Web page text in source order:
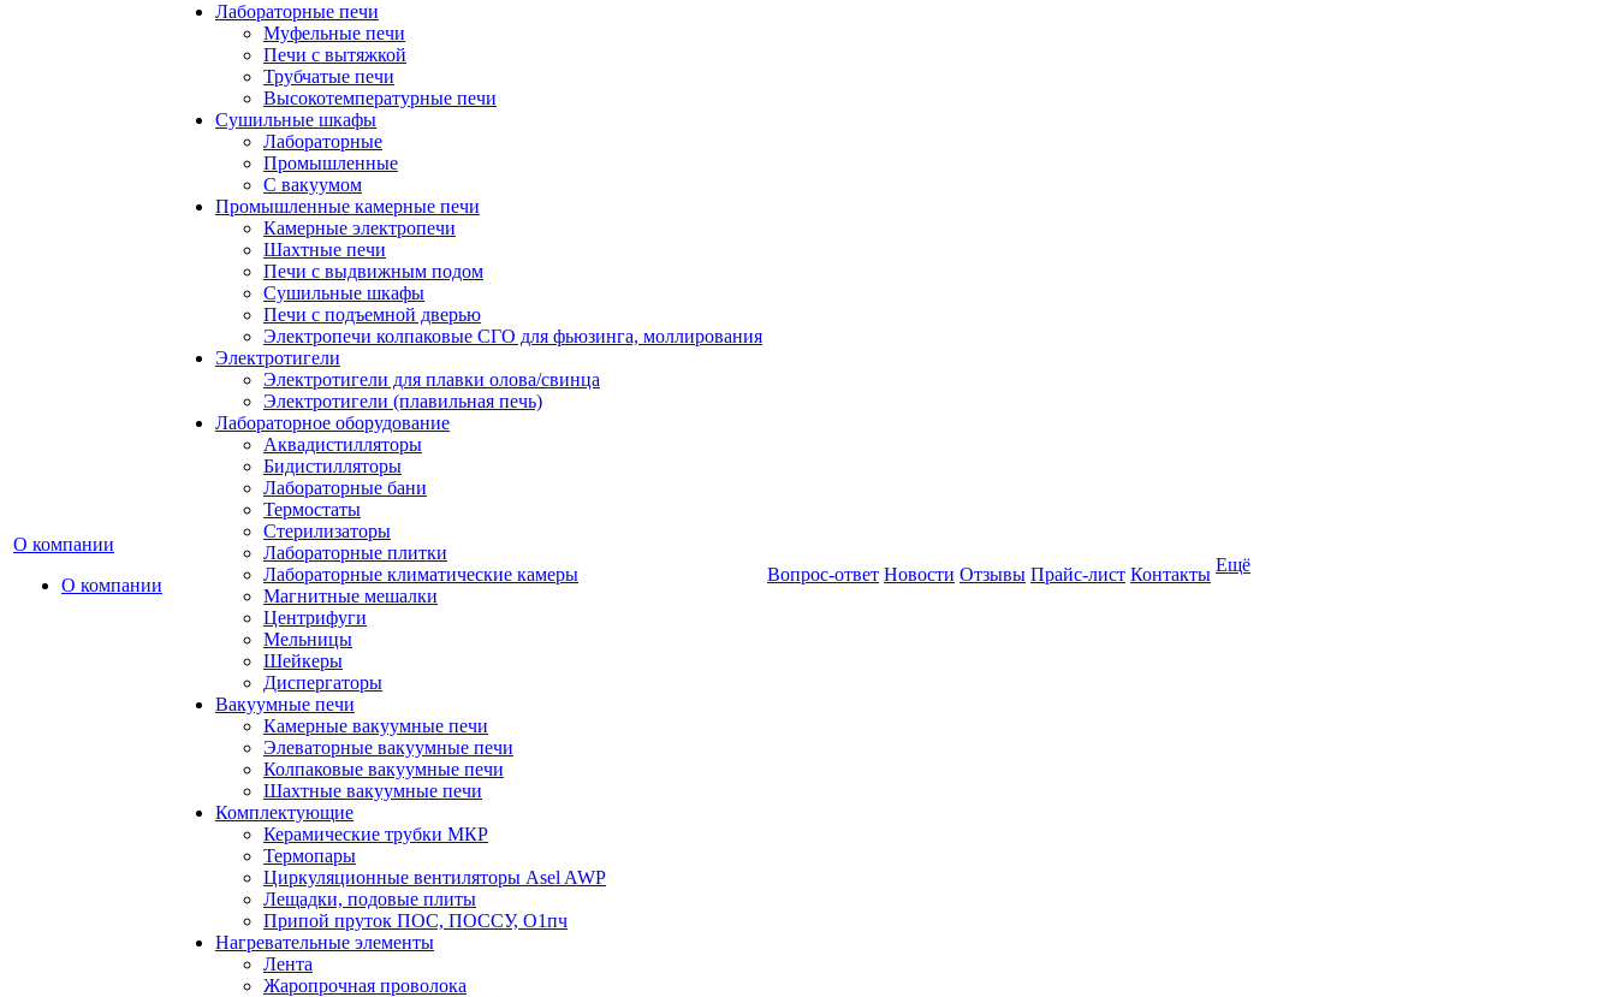
О компании
О компании
Лабораторные печи
Муфельные печи
Печи с вытяжкой
Трубчатые печи
Высокотемпературные печи
Сушильные шкафы
Лабораторные
Промышленные
С вакуумом
Промышленные камерные печи
Камерные электропечи
Шахтные печи
Печи с выдвижным подом
Сушильные шкафы
Печи с подъемной дверью
Электропечи колпаковые СГО для фьюзинга, моллирования
Электротигели
Электротигели для плавки олова/свинца
Электротигели (плавильная печь)
Лабораторное оборудование
Аквадистилляторы
Бидистилляторы
Лабораторные бани
Термостаты
Стерилизаторы
Лабораторные плитки
Лабораторные климатические камеры
Магнитные мешалки
Центрифуги
Мельницы
Шейкеры
Диспергаторы
Вакуумные печи
Камерные вакуумные печи
Элеваторные вакуумные печи
Колпаковые вакуумные печи
Шахтные вакуумные печи
Комплектующие
Керамические трубки МКР
Термопары
Циркуляционные вентиляторы Asel AWP
Лещадки, подовые плиты
Припой пруток ПОС, ПОССУ, О1пч
Нагревательные элементы
Лента
Жаропрочная проволока
Вопрос-ответ Новости Отзывы Прайс-лист Контакты Ещё